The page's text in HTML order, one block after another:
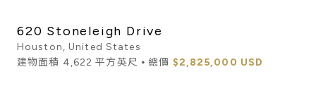
620 Stoneleigh Drive
Houston, United States
建物面積 4,622 平方英尺 ⦁ 總價 $2,825,000 USD